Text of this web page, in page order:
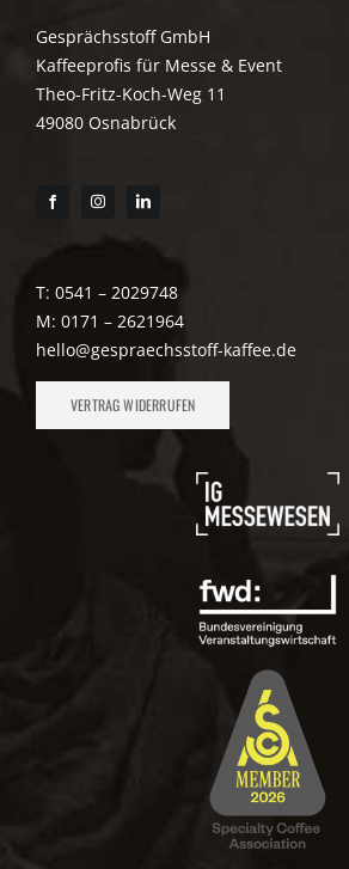
Gesprächsstoff GmbH
Kaffeeprofis für Messe & Event
Theo-Fritz-Koch-Weg 11
49080 Osnabrück
T: 0541 – 2029748
M: 0171 – 2621964
hello@gespraechsstoff-kaffee.de
VERTRAG WIDERRUFEN